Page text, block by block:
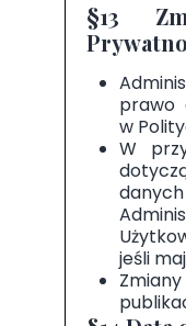
§13
prawo
w
W
jeśli